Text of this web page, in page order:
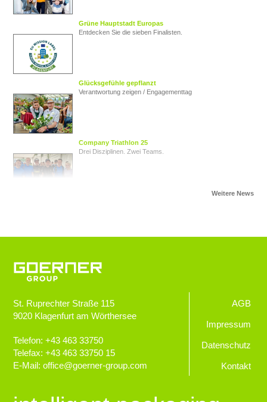
Grüne Hauptstadt Europas
Entdecken Sie die sieben Finalisten.
Glücksgefühle gepflanzt
Verantwortung zeigen / Engagementtag
Company Triathlon 25
Drei Disziplinen. Zwei Teams.
Jugendliche im Blick
Goerner Group unterstützt JUNO
GOERNER Group supportet
St. Ruprechter Straße 115
9020 Klagenfurt am Wörthersee
Telefon:+43 463 33750
Telefax:+43 463 33750 15
E-Mail:office@goerner-group.com
AGB
Impressum
Datenschutz
Kontakt